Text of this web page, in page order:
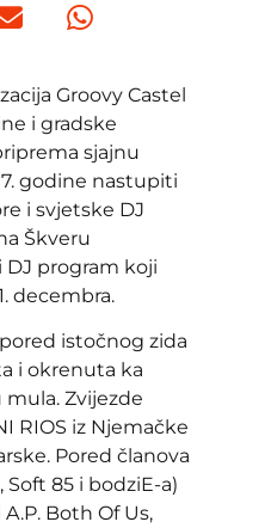
Groovy Castel
i gradske
sjajnu
godine nastupiti
i svjetske DJ
Škveru
program koji
decembra.
istočnog zida
i okrenuta ka
Zvijezde
RIOS iz Njemačke
Pored članova
Soft 85 i bodziE-a)
Both Of Us,